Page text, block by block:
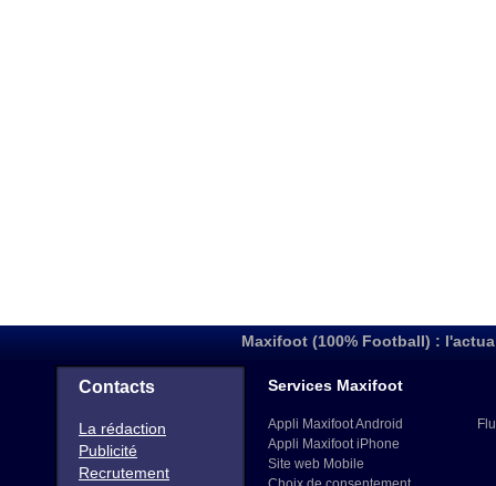
Maxifoot (100% Football) :
Contacts
La rédaction
Publicité
Recrutement
Services Maxifoot
Appli Maxifoot Android
Appli Maxifoot iPhone
Site web Mobile